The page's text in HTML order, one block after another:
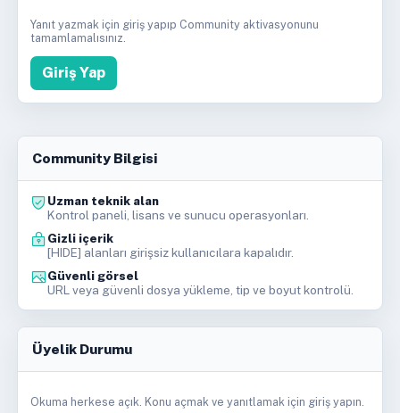
Yanıt yazmak için giriş yapıp Community aktivasyonunu
tamamlamalısınız.
Giriş Yap
Community Bilgisi
Uzman teknik alan
Kontrol paneli, lisans ve sunucu operasyonları.
Gizli içerik
[HIDE] alanları girişsiz kullanıcılara kapalıdır.
Güvenli görsel
URL veya güvenli dosya yükleme, tip ve boyut kontrolü.
Üyelik Durumu
Okuma herkese açık. Konu açmak ve yanıtlamak için giriş yapın.